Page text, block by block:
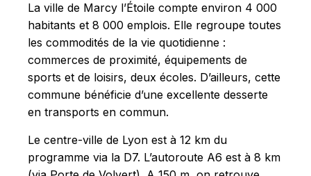
La ville de Marcy l’Étoile compte environ 4 000
habitants et 8 000 emplois. Elle regroupe toutes
les commodités de la vie quotidienne :
commerces de proximité, équipements de
sports et de loisirs, deux écoles. D’ailleurs, cette
commune bénéficie d’une excellente desserte
en transports en commun.
Le centre-ville de Lyon est à 12 km du
programme via la D7. L’autoroute A6 est à 8 km